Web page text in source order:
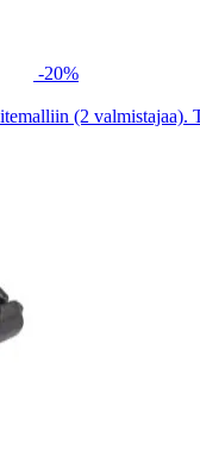
-20%
(2 valmistajaa).